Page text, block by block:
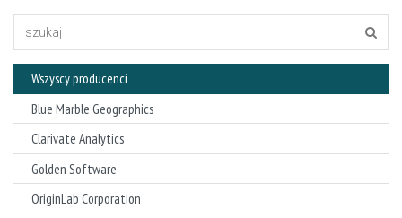
Wszyscy producenci
Blue Marble Geographics
Clarivate Analytics
Golden Software
OriginLab Corporation